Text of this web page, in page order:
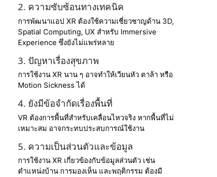
2. ความซับซ้อนทางเทคนิค
การพัฒนาแอป XR ต้องใช้ความเชี่ยวชาญด้าน 3D,
Spatial Computing, UX สำหรับ Immersive
Experience ซึ่งยังไม่แพร่หลาย
3. ปัญหาเรื่องสุขภาพ
การใช้งาน XR นาน ๆ อาจทำให้เวียนหัว ตาล้า หรือ
Motion Sickness ได้
4. ยังมีข้อจำกัดเรื่องพื้นที่
VR ต้องการพื้นที่สำหรับเคลื่อนไหวจริง หากพื้นที่ไม่
เหมาะสม อาจกระทบประสบการณ์ใช้งาน
5. ความเป็นส่วนตัวและข้อมูล
การใช้งาน XR เกี่ยวข้องกับข้อมูลส่วนตัว เช่น
ตำแหน่งบ้าน การมองเห็น และพฤติกรรม ต้องมี